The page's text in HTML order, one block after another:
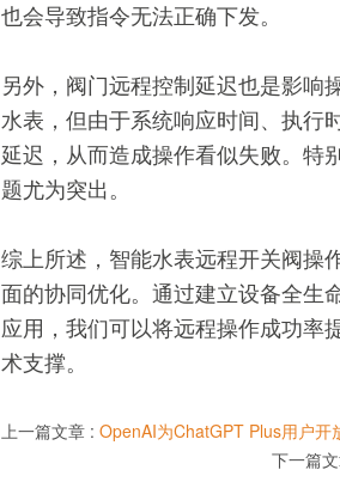
也会导致指令无法正确下发。
另外，阀门远程控制延迟也是影响
水表，但由于系统响应时间、执行
延迟，从而造成操作看似失败。特
题尤为突出。
综上所述，智能水表远程开关阀操
面的协同优化。通过建立设备全生
应用，我们可以将远程操作成功率
术支撑。
上一篇文章 : OpenAI为ChatGPT Plus用户
下一篇